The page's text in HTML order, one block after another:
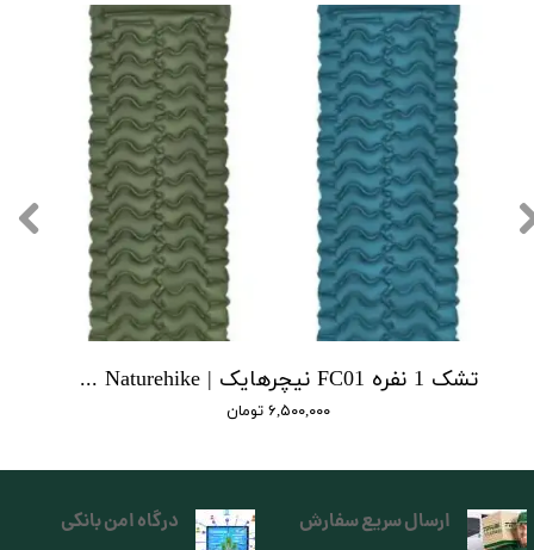
تشک 1 نفره FC01 نیچرهایک | single FC01 cushion Naturehike
۶,۵۰۰,۰۰۰ تومان
ارسال سریع سفارش درگاه امن بانکی